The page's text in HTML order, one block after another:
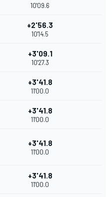
10'09.6
+2'56.3
10'14.5
+3'09.1
10'27.3
+3'41.8
11'00.0
+3'41.8
11'00.0
+3'41.8
11'00.0
+3'41.8
11'00.0